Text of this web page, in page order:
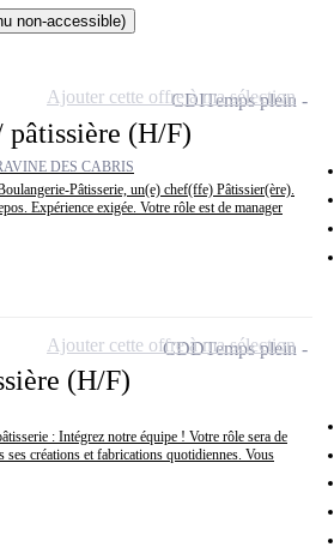
non-accessible)
pâtissière (H/F)
DES CABRIS
Pâtisserie, un(e) chef(ffe) Pâtissier(ère).
Expérience exigée. Votre rôle est de manager
CDITemps plein
Ajouter cette offre à ma sélection
(H/F)
: Intégrez notre équipe ! Votre rôle sera de
ses créations et fabrications quotidiennes. Vous
CDDTemps plein
Ajouter cette offre à ma sélection